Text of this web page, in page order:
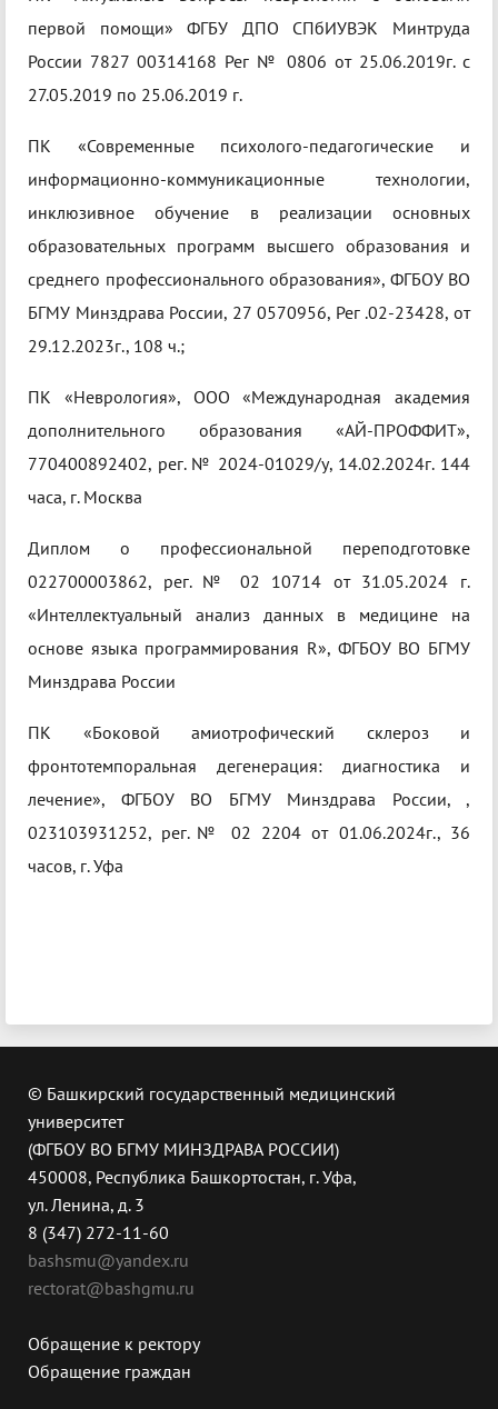
первой помощи» ФГБУ ДПО СПбИУВЭК Минтруда
России 7827 00314168 Рег № 0806 от 25.06.2019г. с
27.05.2019 по 25.06.2019 г.
ПК «Современные психолого-педагогические и
информационно-коммуникационные технологии,
инклюзивное обучение в реализации основных
образовательных программ высшего образования и
среднего профессионального образования», ФГБОУ ВО
БГМУ Минздрава России, 27 0570956, Рег .02-23428, от
29.12.2023г., 108 ч.;
ПК «Неврология», ООО «Международная академия
дополнительного образования «АЙ-ПРОФФИТ»,
770400892402, рег. № 2024-01029/у, 14.02.2024г. 144
часа, г. Москва
Диплом о профессиональной переподготовке
022700003862, рег. № 02 10714 от 31.05.2024 г.
«Интеллектуальный анализ данных в медицине на
основе языка программирования R», ФГБОУ ВО БГМУ
Минздрава России
ПК «Боковой амиотрофический склероз и
фронтотемпоральная дегенерация: диагностика и
лечение», ФГБОУ ВО БГМУ Минздрава России, ,
023103931252, рег.№ 02 2204 от 01.06.2024г., 36
часов, г. Уфа
© Башкирский государственный медицинский
университет
(ФГБОУ ВО БГМУ МИНЗДРАВА РОССИИ)
450008, Республика Башкортостан, г. Уфа,
ул. Ленина, д. 3
8 (347) 272-11-60
bashsmu@yandex.ru
rectorat@bashgmu.ru
Обращение к ректору
Обращение граждан